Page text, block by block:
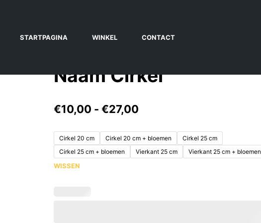
STARTPAGINA WINKEL CONTACT
Naam Cirkel
€10,00 - €27,00
Cirkel 20 cm Cirkel 20 cm + bloemen
Cirkel 25 cm
Cirkel 25 cm + bloemen
Vierkant 25 cm Vierkant 25 cm + bloemen
WISSEN